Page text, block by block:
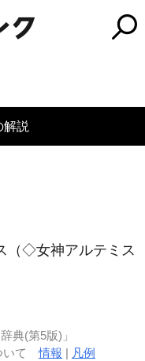
解説
（◇女神アルテミス
典(第5版)」
いて情報 凡例